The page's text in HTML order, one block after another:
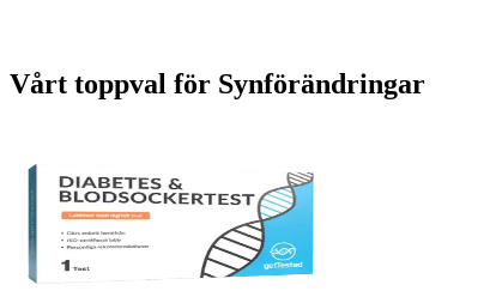
Vårt toppval för Synförändringar